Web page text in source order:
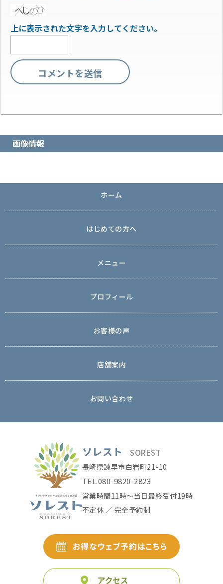
上に表示された文字を入力してください。
画像情報
ホーム
はじめての方へ
メニュー
プロフィール
お客様の声
店舗案内
お問い合わせ
ソレスト SOREST
長崎県諫早市白岩町21-10
TEL.080-9820-2823
営業時間11時〜当日最終受付19時
不定休 ／ 完全予約制